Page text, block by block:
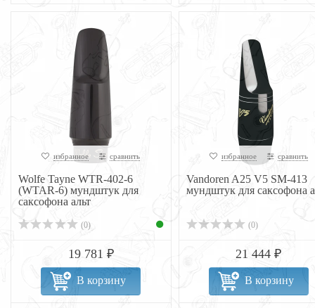
избранное сравнить
Wolfe Tayne WTR-402-6
(WTAR-6) мундштук для
саксофона альт
(0)
19 781 ₽
В корзину
избранное сравнить
Vandoren A25 V5 SM-413
мундштук для саксофона
(0)
21 444 ₽
В корзину